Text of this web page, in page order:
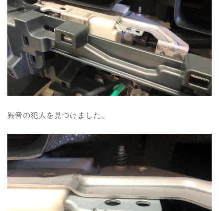
異音の犯人を見つけました。